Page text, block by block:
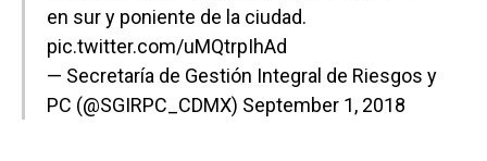
en sur y poniente de la ciudad.
pic.twitter.com/uMQtrpIhAd
— Secretaría de Gestión Integral de Riesgos y
PC (@SGIRPC_CDMX) September 1, 2018